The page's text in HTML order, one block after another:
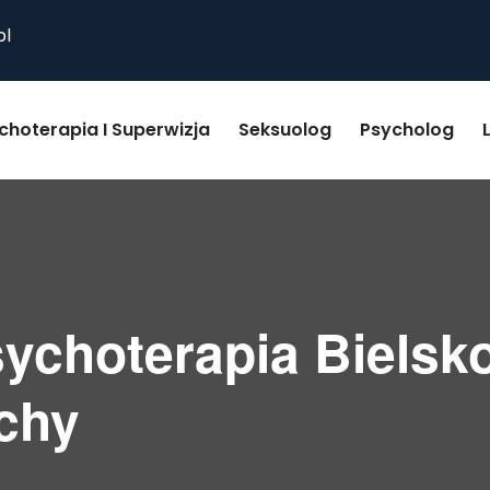
I Superwizja Seksuolog Psycholog